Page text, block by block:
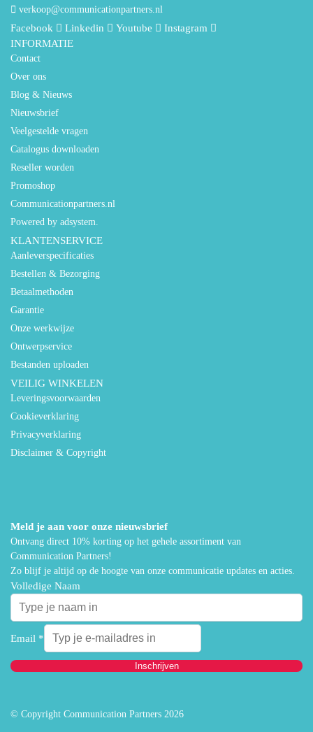
verkoop@communicationpartners.nl
Facebook Linkedin Youtube
Instagram
INFORMATIE
Contact
Over ons
Blog & Nieuws
Nieuwsbrief
Veelgestelde vragen
Catalogus downloaden
Reseller worden
Promoshop
Communicationpartners.nl
Powered by adsystem.
KLANTENSERVICE
Aanleverspecificaties
Bestellen & Bezorging
Betaalmethoden
Garantie
Onze werkwijze
Ontwerpservice
Bestanden uploaden
VEILIG WINKELEN
Leveringsvoorwaarden
Cookieverklaring
Privacyverklaring
Disclaimer & Copyright
Meld je aan voor onze nieuwsbrief
Ontvang direct 10% korting op het gehele assortiment van
Communication Partners!
Zo blijf je altijd op de hoogte van onze communicatie updates en acties.
Volledige Naam
Email *
Inschrijven
© Copyright Communication Partners 2026